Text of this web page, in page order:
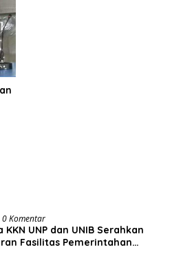
0 Komentar
KKN UNP dan UNIB Serahkan
Fasilitas Pemerintahan